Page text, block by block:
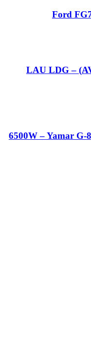
גנרטור דיזל חד פאזי פתוח (כולל AVR) – LAU LDG